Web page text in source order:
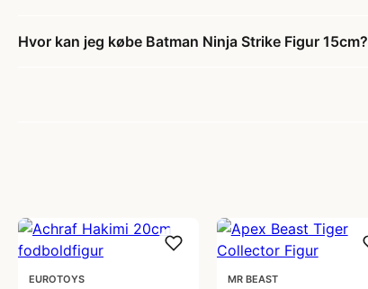
Hvor kan jeg købe Batman Ninja Strike Figur 15cm?
EUROTOYS MR BEAST